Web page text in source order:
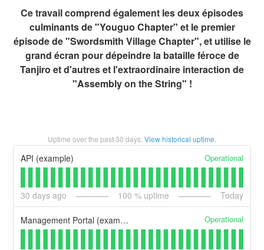
Ce travail comprend également les deux épisodes
culminants de "Youguo Chapter" et le premier
épisode de "Swordsmith Village Chapter", et utilise le
grand écran pour dépeindre la bataille féroce de
Tanjiro et d'autres et l'extraordinaire interaction de
"Assembly on the String" !
Uptime over the past30 days. View historical uptime.
API (example) Operational
30 days ago 100 % uptime Today
Management Portal (example) Operational